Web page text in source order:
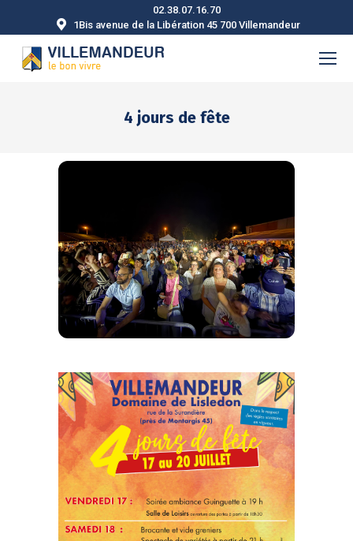
02.38.07.16.70
1Bis avenue de la Libération 45 700 Villemandeur
4 jours de fête